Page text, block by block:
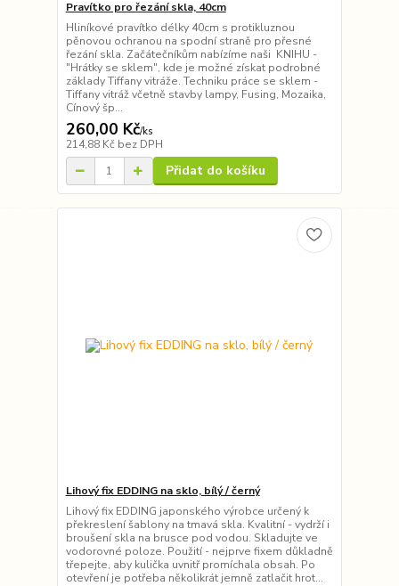
Pravítko pro řezání skla, 40cm
Hliníkové pravítko délky 40cm s protikluznou
pěnovou ochranou na spodní straně pro přesné
řezání skla. Začátečníkům nabízíme naši KNIHU -
"Hrátky se sklem", kde je možné získat podrobné
základy Tiffany vitráže. Techniku práce se sklem -
Tiffany vitráž včetně stavby lampy, Fusing, Mozaika,
Cínový šp...
260,00 Kč/ks
214,88 Kč bez DPH
Přidat do košíku
Lihový fix EDDING na sklo, bílý / černý
Lihový fix EDDING japonského výrobce určený k
překreslení šablony na tmavá skla. Kvalitní - vydrží i
broušení skla na brusce pod vodou. Skladujte ve
vodorovné poloze. Použití - nejprve fixem důkladně
třepejte, aby kulička uvnitř promíchala obsah. Po
otevření je potřeba několikrát jemně zatlačit hrot...